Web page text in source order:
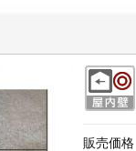
販売価格